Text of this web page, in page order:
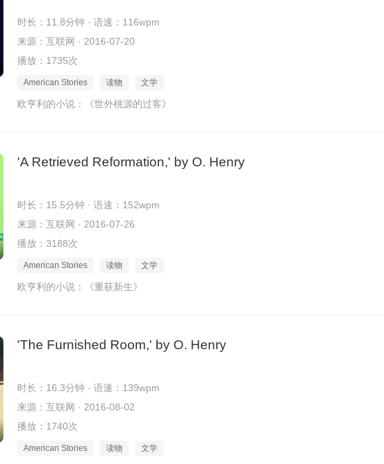
时长：11.8分钟 · 语速：116wpm
来源：互联网 · 2016-07-20
播放：1735次
American Stories 读物 文学
欧亨利的小说：《世外桃源的过客》
'A Retrieved Reformation,' by O. Henry
时长：15.5分钟 · 语速：152wpm
来源：互联网 · 2016-07-26
播放：3188次
American Stories 读物 文学
欧亨利的小说：《重获新生》
'The Furnished Room,' by O. Henry
时长：16.3分钟 · 语速：139wpm
来源：互联网 · 2016-08-02
播放：1740次
American Stories 读物 文学